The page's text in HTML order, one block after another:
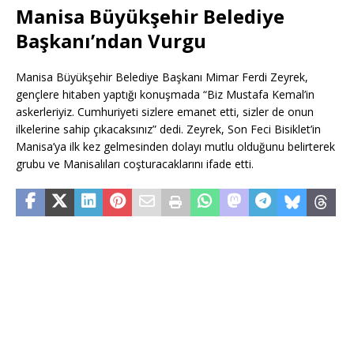
Manisa Büyükşehir Belediye
Başkanı’ndan Vurgu
Manisa Büyükşehir Belediye Başkanı Mimar Ferdi Zeyrek,
gençlere hitaben yaptığı konuşmada “Biz Mustafa Kemal’in
askerleriyiz. Cumhuriyeti sizlere emanet etti, sizler de onun
ilkelerine sahip çıkacaksınız” dedi. Zeyrek, Son Feci Bisiklet’in
Manisa’ya ilk kez gelmesinden dolayı mutlu olduğunu belirterek
grubu ve Manisalıları coşturacaklarını ifade etti.